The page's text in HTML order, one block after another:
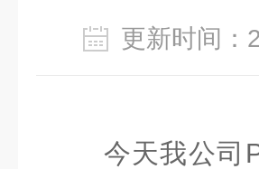
更新时间
今天我公司